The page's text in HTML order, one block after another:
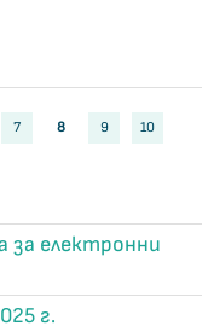
7 8 9 10
за електронни
г.